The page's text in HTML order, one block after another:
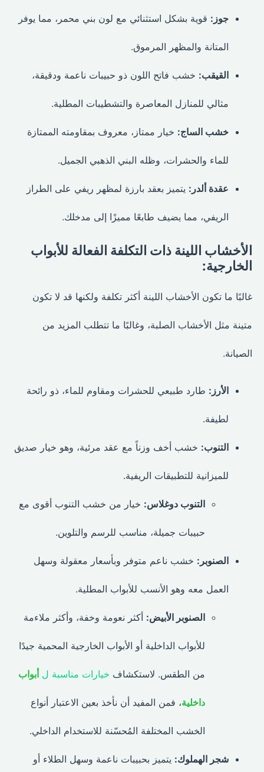
جوز:قوية بشكل استثنائي مع لون بني محمر، مما يوفر
المتانة والمظهر المرموق.
القيقب:خشب فاتح اللون ذو حبيبات ناعمة ودقيقة،
مثالي للمنازل المعاصرة والتشطيبات المطلية.
خشب الساج:خيار ممتاز، معروف بمقاومته الممتازة
للماء والحشرات، وظله البني الذهبي الجميل.
عقدة ألدر:يتميز بعقد بارزة لمظهر ريفي على الطراز
الريفي، مما يضيف طابعًا مميزًا إلى مدخلك.
الأخشاب اللينة ذات التكلفة الفعالة للأبواب
الخارجية:
غالبًا ما تكون الأخشاب اللينة أكثر تكلفة ولكنها قد لا تكون
متينة مثل الأخشاب الصلبة، وغالبًا ما تتطلب المزيد من
الصيانة.
الأرز: طارد طبيعي للحشرات ومقاوم للماء، ذو رائحة
لطيفة.
التنوب:خشب أخف وزناً مع عقد مرئية، وهو خيار صديق
للميزانية للتطبيقات الريفية.
التنوب دوغلاس: خيار من خشب التنوب أقوى مع
حبيبات جميلة، مناسب للرسم والتلوين.
الصنوبر:خشب ناعم متوفر وبأسعار معقولة وسهل
العمل معه وهو الأنسب للأبواب المطلية.
الصنوبر الأبيض: أكثر نعومة وخفة، وأكثر ملاءمة
للأبواب الداخلية أو الأبواب الخارجية المحمية جيدًا
من الطقس. لاستكشاف خيارات مناسبة ل أبواب
داخلية، فمن المفيد أن نأخذ بعين الاعتبار أنواع
الخشب المختلفة المُحسّنة للاستخدام الداخلي.
شجر الهملوك:يتميز بحبيبات ناعمة وسهل الطلاء أو